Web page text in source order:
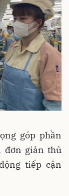
góp phần
đơn giản thủ
tiếp cận